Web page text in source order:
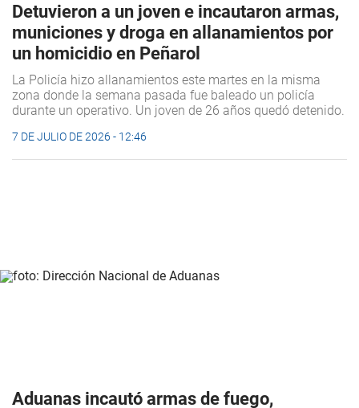
Detuvieron a un joven e incautaron armas,
municiones y droga en allanamientos por
un homicidio en Peñarol
La Policía hizo allanamientos este martes en la misma
zona donde la semana pasada fue baleado un policía
durante un operativo. Un joven de 26 años quedó detenido.
7 DE JULIO DE 2026 - 12:46
Aduanas incautó armas de fuego,